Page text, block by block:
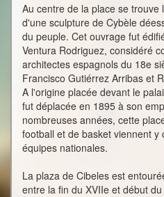
Au centre de la place se trouve
d'une sculpture de Cybèle
du peuple. Cet ouvrage fut
Ventura Rodriguez, considéré
architectes espagnols du 18e
Francisco Gutiérrez Arribas et
A l'origine placée devant le
fut déplacée en 1895 à son
nombreuses années, cette
football et de basket viennent
équipes nationales.
La plaza de Cibeles est
entre la fin du XVIIe et début